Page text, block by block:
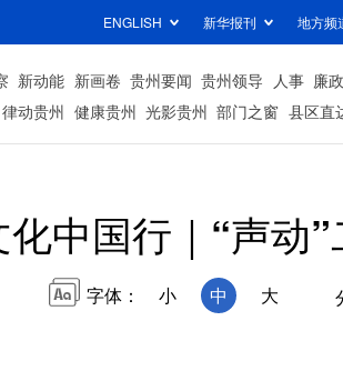
ENGLISH 新华报刊 地方频
新动能 新画卷 贵州要闻 贵州领导 人事 廉政
律动贵州 健康贵州 光影贵州 部门之窗 县区直
化中国行｜“声动
字体： 小 中 大